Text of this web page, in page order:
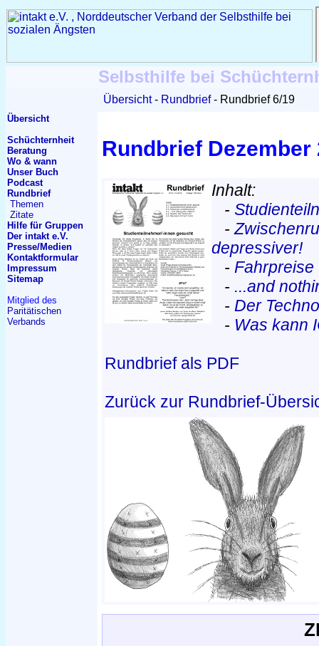
Selbsthilfe bei
Übersicht Rundbrief Rundbrief 6/19
Übersicht
Schüchternheit
Beratung
Wo & wann
Unser Buch
Podcast
Rundbrief
Themen
Zitate
Hilfe für Gruppen
Der intakt e.V.
Presse/Medien
Kontaktformular
Impressum
Sitemap
Mitglied des
Paritätischen
Verbands
Rundbrief Dezember
Inhalt:
-
-
depressiver!
- Fahrpreise
- ...and
- Der
- Was kann
Rundbrief als PDF
Zurück zur Rundbrief-